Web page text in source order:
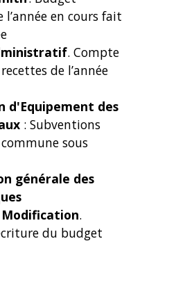
l’année en cours fait
. Compte
de l’année
d'Equipement des
: Subventions
sous
générale des
.
du budget